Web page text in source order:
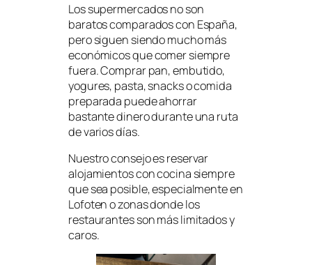
Los supermercados no son
baratos comparados con España,
pero siguen siendo mucho más
económicos que comer siempre
fuera. Comprar pan, embutido,
yogures, pasta, snacks o comida
preparada puede ahorrar
bastante dinero durante una ruta
de varios días.
Nuestro consejo es reservar
alojamientos con cocina siempre
que sea posible, especialmente en
Lofoten o zonas donde los
restaurantes son más limitados y
caros.